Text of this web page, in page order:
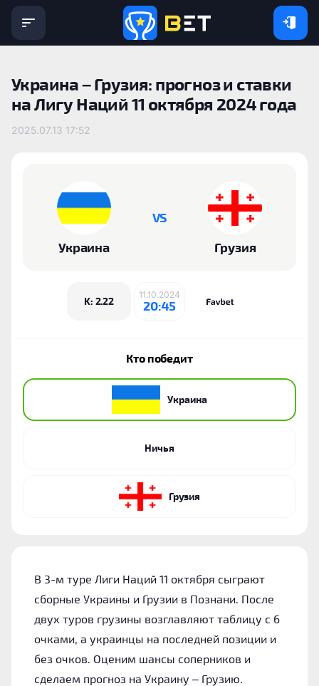
Украина – Грузия: прогноз и ставки
на Лигу Наций 11 октября 2024 года
2025.07.13 17:52
Украина
VS
Грузия
K: 2.22
11.10.2024
20:45
Кто победит
Украина
Ничья
Грузия
В 3-м туре Лиги Наций 11 октября сыграют
сборные Украины и Грузии в Познани. После
двух туров грузины возглавляют таблицу с 6
очками, а украинцы на последней позиции и
без очков. Оценим шансы соперников и
сделаем прогноз на Украину – Грузию.